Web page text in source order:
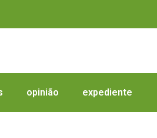
opinião expediente